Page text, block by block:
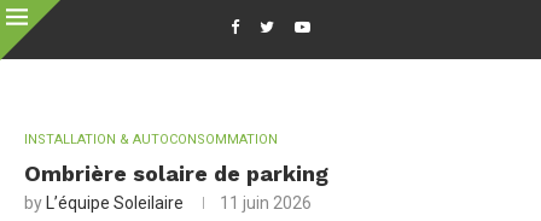
INSTALLATION & AUTOCONSOMMATION
Ombrière solaire de parking
by L’équipe Soleilaire 11 juin 2026